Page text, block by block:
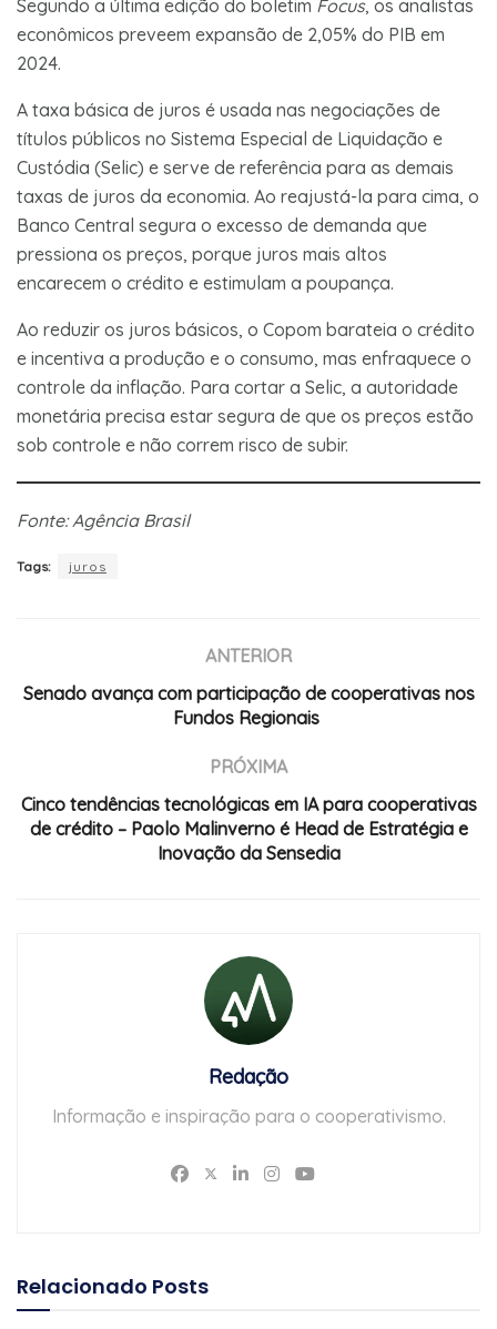
Segundo a última edição do boletim Focus, os analistas
econômicos preveem expansão de 2,05% do PIB em
2024.
A taxa básica de juros é usada nas negociações de
títulos públicos no Sistema Especial de Liquidação e
Custódia (Selic) e serve de referência para as demais
taxas de juros da economia. Ao reajustá-la para cima, o
Banco Central segura o excesso de demanda que
pressiona os preços, porque juros mais altos
encarecem o crédito e estimulam a poupança.
Ao reduzir os juros básicos, o Copom barateia o crédito
e incentiva a produção e o consumo, mas enfraquece o
controle da inflação. Para cortar a Selic, a autoridade
monetária precisa estar segura de que os preços estão
sob controle e não correm risco de subir.
Fonte: Agência Brasil
Tags: juros
ANTERIOR
Senado avança com participação de cooperativas nos
Fundos Regionais
PRÓXIMA
Cinco tendências tecnológicas em IA para cooperativas
de crédito – Paolo Malinverno é Head de Estratégia e
Inovação da Sensedia
Redação
Informação e inspiração para o cooperativismo.
Relacionado Posts